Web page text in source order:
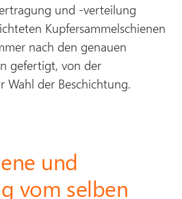
und -verteilung
Kupfersammelschienen
nach den genauen
gefertigt, von der
Wahl der Beschichtung.
und
vom selben